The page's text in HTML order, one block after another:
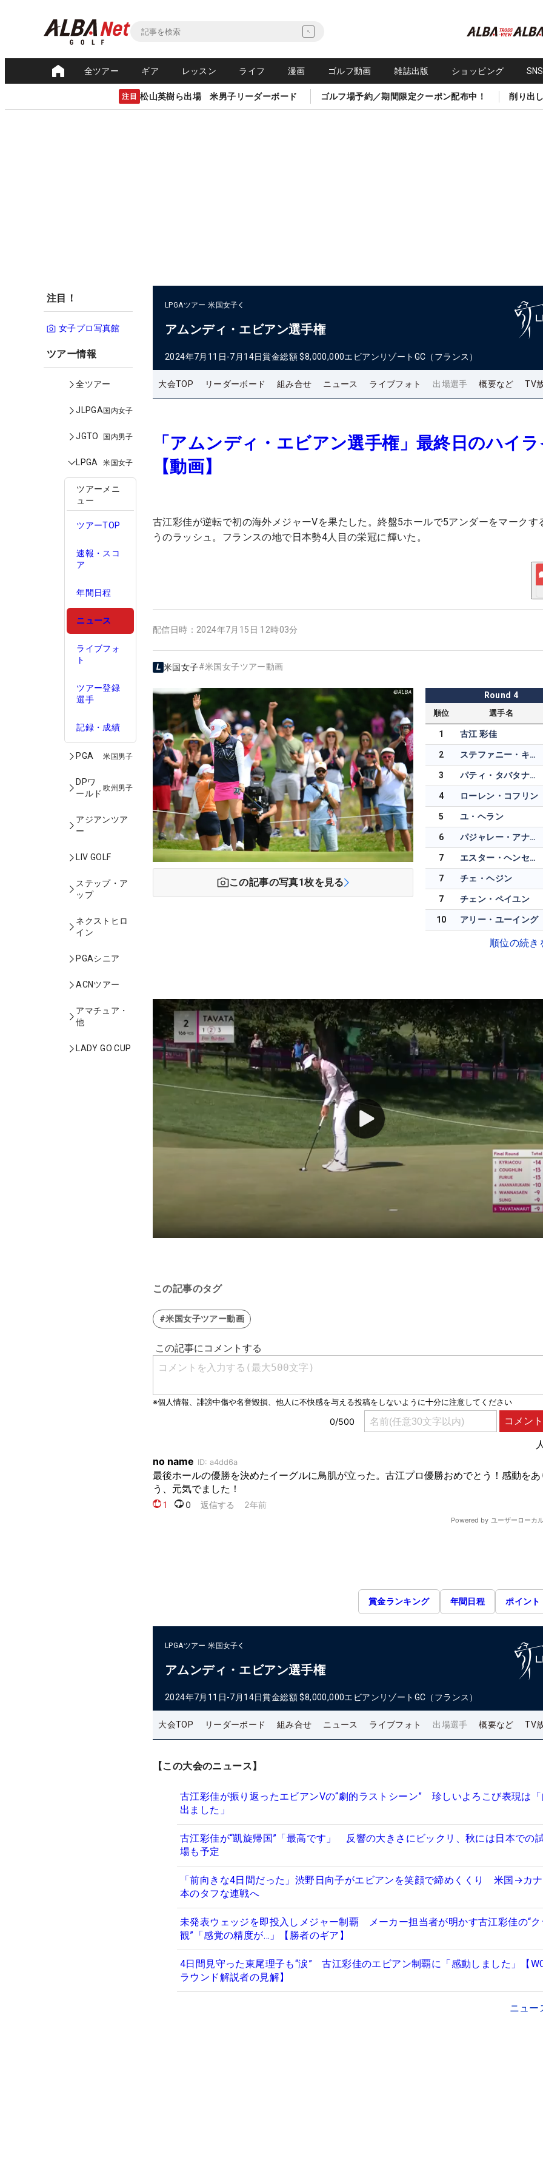
全ツアー ギア レッスン ライフ 漫画 ゴルフ動画 雑誌出版 ショッピング
注目 松山英樹ら出場 米男子リーダーボード ゴルフ場予約／期間限定クーポン配布中！ 削り出
注目！
女子プロ写真館
ツアー情報
全ツアー
JLPGA国内女子
JGTO 国内男子
LPGA 米国女子
ツアーメニ
ュー
ツアーTOP
速報・スコ
ア
年間日程
ニュース
ライブフォ
ト
ツアー登録
選手
記録・成績
PGA 米国男子
DPワ
ールド
欧州男子
アジアンツア
ー
LIV GOLF
ステップ・ア
ップ
ネクストヒロ
イン
PGAシニア
ACNツアー
アマチュア・
他
LADY GO CUP
LPGAツアー 米国女子
アムンディ・エビアン選手権
2024年7月11日-7月14日賞金総額 $8,000,000エビアンリゾートGC（フランス）
大会TOP リーダーボード 組み合せ ニュース ライブフォト 出場選手 概要など TV
「アムンディ・エビアン選手権」最終日のハイ
【動画】
古江彩佳が逆転で初の海外メジャーVを果たした。終盤5ホールで5アンダーをマークす
うのラッシュ。フランスの地で日本勢4人目の栄冠に輝いた。
配信日時： 2024年7月15日 12時03分
米国女子#米国女子ツアー動画
この記事の写真1枚を見る
Round 4
順位 選手名
1 古江 彩佳
2 ステファニー・キリアコウ
3 パティ・タバタナキト
4 ローレン・コフリン
5 ユ・ヘラン
6 パジャレー・アナナルカルン
7 エスター・ヘンセライト
7 チェ・ヘジン
7 チェン・ペイユン
10 アリー・ユーイング
順位の続き
この記事のタグ
#米国女子ツアー動画
賞金ランキング 年間日程 ポイント
LPGAツアー 米国女子
アムンディ・エビアン選手権
2024年7月11日-7月14日賞金総額 $8,000,000エビアンリゾートGC（フランス）
大会TOP リーダーボード 組み合せ ニュース ライブフォト 出場選手 概要など TV
【この大会のニュース】
古江彩佳が振り返ったエビアンVの“劇的ラストシーン” 珍しいよろこび表現は
出ました」
古江彩佳が“凱旋帰国”「最高です」 反響の大きさにビックリ、秋には日本での
場も予定
「前向きな4日間だった」渋野日向子がエビアンを笑顔で締めくくり 米国→カ
本のタフな連戦へ
未発表ウェッジを即投入しメジャー制覇 メーカー担当者が明かす古江彩佳の“
観”「感覚の精度が…」【勝者のギア】
4日間見守った東尾理子も“涙” 古江彩佳のエビアン制覇に「感動しました」【
ラウンド解説者の見解】
ニュー